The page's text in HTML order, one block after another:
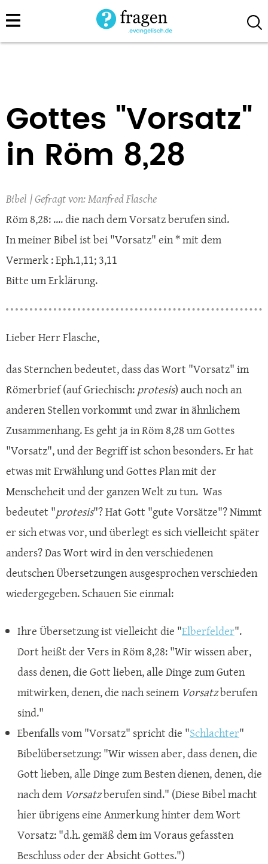
Direkt
zum
Gottes "Vorsatz"
in Röm 8,28
Bibel
Manfred Flasche
Röm 8,28: .... die nach dem Vorsatz berufen sind.
In meiner Bibel ist bei "Vorsatz" ein * mit dem
Vermerk : Eph.1,11; 3,11
Bitte um Erklärung.
Lieber Herr Flasche,
das Sternchen bedeutet, dass das Wort "Vorsatz" im
Römerbrief (auf Griechisch:protesis) auch noch an
anderen Stellen vorkommt und zwar in ähnlichem
Zusammenhang. Es geht ja in Röm 8,28 um Gottes
"Vorsatz", und der Begriff ist schon besonders. Er hat
etwas mit Erwählung und Gottes Plan mit der
Menscheheit und der ganzen Welt zu tun. Was
bedeutet "protesis"? Hat Gott "gute Vorsätze"? Nimmt
er sich etwas vor, und überlegt es sich vielleicht später
anders? Das Wort wird in den verschiedenen
deutschen Übersetzungen ausgesprochen verschieden
wiedergegeben. Schauen Sie einmal:
Ihre Übersetzung ist vielleicht die "Elberfelder".
Dort heißt der Vers in Röm 8,28: "Wir wissen aber,
dass denen, die Gott lieben, alle Dinge zum Guten
mitwirken, denen, die nach seinem Vorsatzberufen
sind."
Ebenfalls vom "Vorsatz" spricht die "Schlachter"
Bibelübersetzung: "Wir wissen aber, dass denen, die
Gott lieben, alle Dinge zum Besten dienen, denen, die
nach dem Vorsatzberufen sind." (Diese Bibel macht
hier übrigens eine Anmerkung hinter dem Wort
Vorsatz: "d.h. gemäß dem im Voraus gefassten
Beschluss oder der Absicht Gottes.")